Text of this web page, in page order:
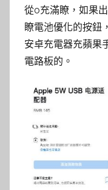
從0充滿瞭，如果
瞭電池優化的按鈕
安卓充電器充蘋果
電路板的。